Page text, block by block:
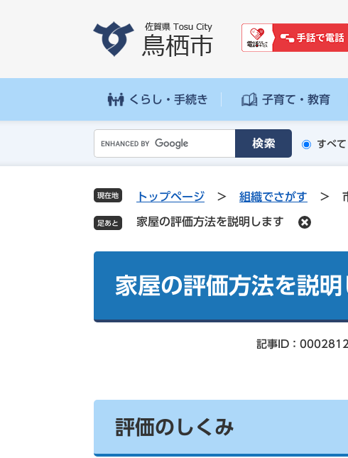
先
を
くらし・手続き 子育て・教育
o
g
l
e
ス
索
すべて
現在地 トップページ > 組織でさがす >
家屋の評価方法を説明します
家屋の評価方法を説明
記事ID：
評価のしくみ